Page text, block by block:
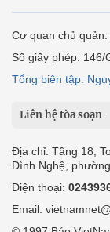
Cơ quan chủ
Số giấy phép: 146/
Tổng biên tập:
Liên hệ tòa soạn
Địa chỉ: Tầng 18,
Đình Nghệ, phường
Điện thoại:
Email: